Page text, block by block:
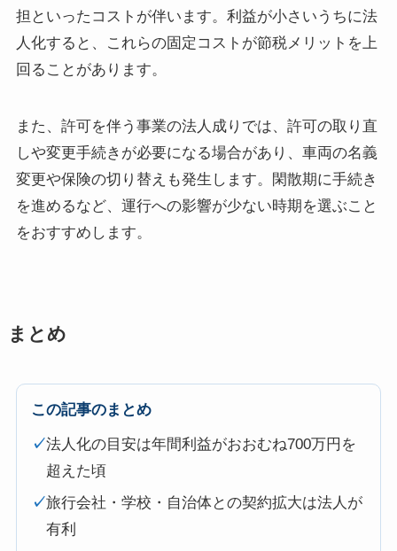
担といったコストが伴います。利益が小さいうちに法
人化すると、これらの固定コストが節税メリットを上
回ることがあります。
また、許可を伴う事業の法人成りでは、許可の取り直
しや変更手続きが必要になる場合があり、車両の名義
変更や保険の切り替えも発生します。閑散期に手続き
を進めるなど、運行への影響が少ない時期を選ぶこと
をおすすめします。
まとめ
この記事のまとめ
✓法人化の目安は年間利益がおおむね700万円を
超えた頃
✓旅行会社・学校・自治体との契約拡大は法人が
有利